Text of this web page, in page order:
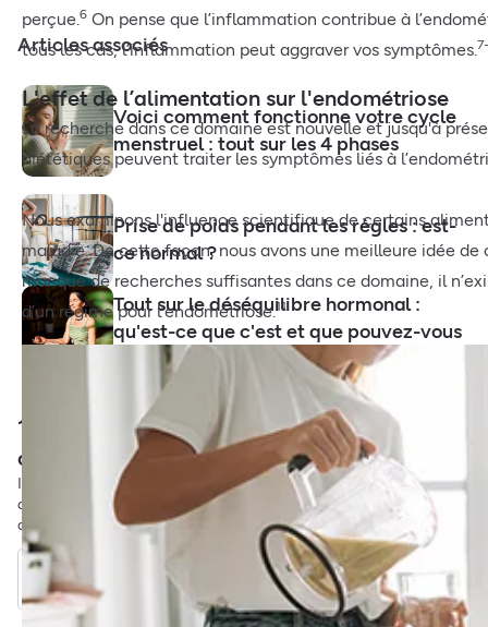
perçue.6 On pense que l’inflammation contribue à
tous les cas, l’inflammation peut aggraver vos symptômes.
L'effet de l’alimentation sur l'endométriose
La recherche dans ce domaine est nouvelle et jusqu'à
diététiques peuvent traiter les symptômes liés à
Nous examinons l'influence scientifique de certains
maladie. De cette façon, nous avons une meilleure idée
manque de recherches suffisantes dans ce domaine, il
d’un régime pour l’endométriose.11
Articles associés
Voici comment fonctionne votre cycle
menstruel : tout sur les 4 phases
Prise de poids pendant les règles : est-
ce normal ?
Tout sur le déséquilibre hormonal :
qu'est-ce que c'est et que pouvez-vous
faire ?
10% de réduction sur votre prochaine
commande ?
Inscrivez-vous à la newsletter et recevez une réduction de 10 % +
des offres exclusives et des conseils pour soutenir votre santé
directement dans votre boîte aux lettres.
Prénom Nom de famille